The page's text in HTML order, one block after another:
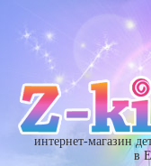
интернет-магазин
в